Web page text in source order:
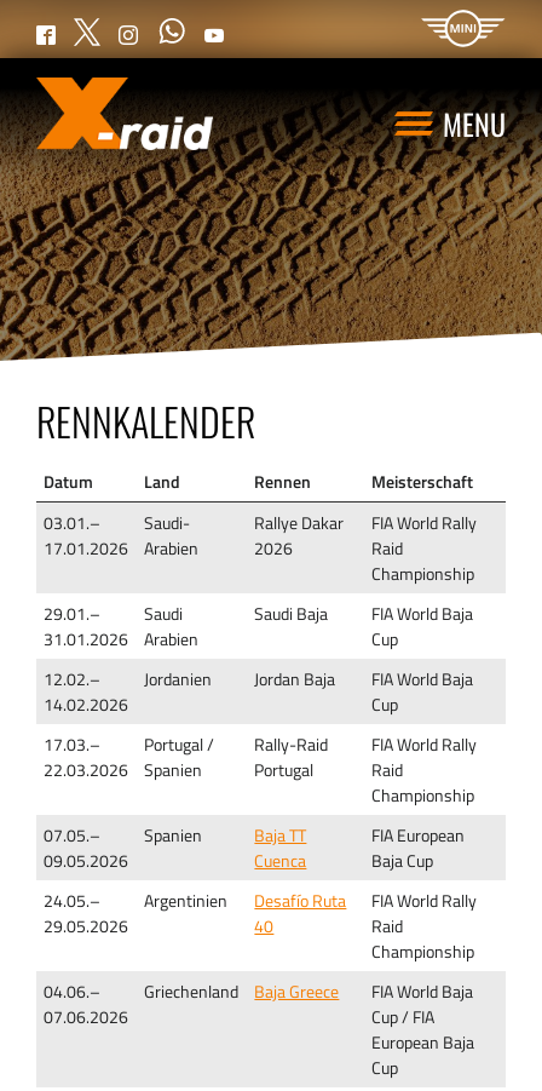
MENU
RENNKALENDER
Datum Land Rennen
Meisterschaft
03.01.–
17.01.2026
Saudi-
Arabien
Rallye Dakar
2026
FIA World Rally
Raid
Championship
29.01.–
31.01.2026
Saudi
Arabien
Saudi Baja
FIA World Baja
Cup
12.02.–
14.02.2026
Jordanien Jordan Baja
FIA World Baja
Cup
17.03.–
22.03.2026
Portugal /
Spanien
Rally-Raid
Portugal
FIA World Rally
Raid
Championship
07.05.–
09.05.2026
Spanien
Baja TT
Cuenca
FIA European
Baja Cup
24.05.–
29.05.2026
Argentinien
Desafío Ruta
40
FIA World Rally
Raid
Championship
04.06.–
07.06.2026
Griechenland Baja Greece
FIA World Baja
Cup / FIA
European Baja
Cup
Facebook
Twitter Instagram
WhatsAppYouTube